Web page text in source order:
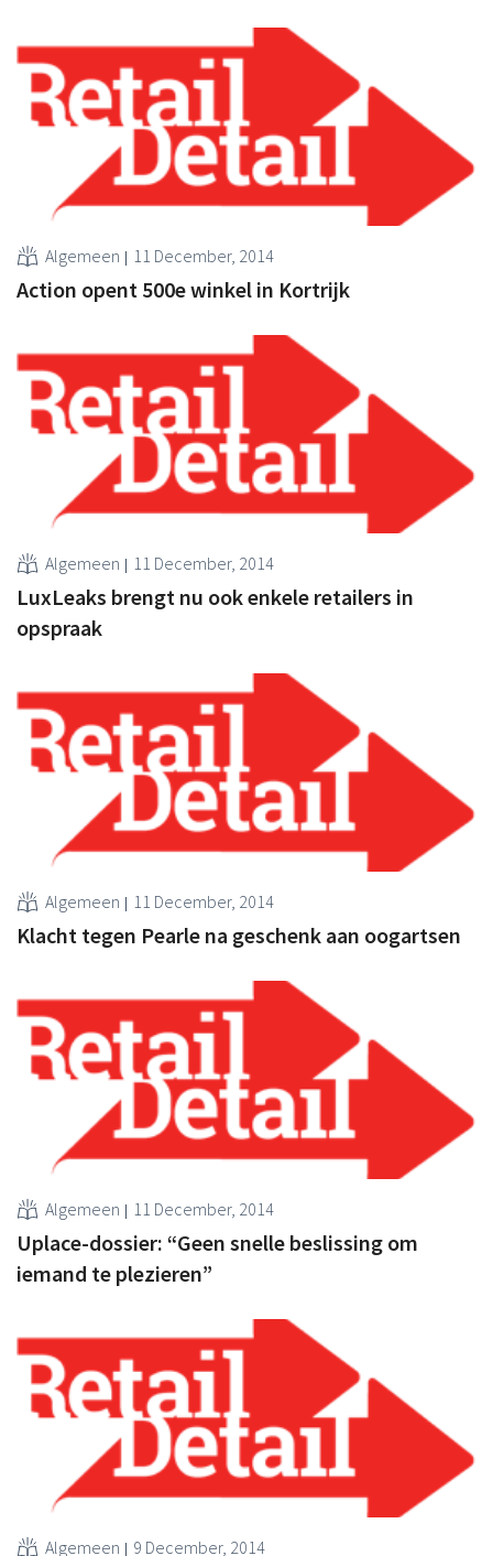
Algemeen 11 December, 2014
Action opent 500e winkel in Kortrijk
Algemeen 11 December, 2014
LuxLeaks brengt nu ook enkele retailers in
opspraak
Algemeen 11 December, 2014
Klacht tegen Pearle na geschenk aan oogartsen
Algemeen 11 December, 2014
Uplace-dossier: “Geen snelle beslissing om
iemand te plezieren”
Algemeen 9 December, 2014